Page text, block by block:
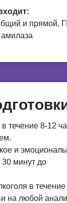
и прямой,
течение 8-12
и
минут до
в течение
на любой